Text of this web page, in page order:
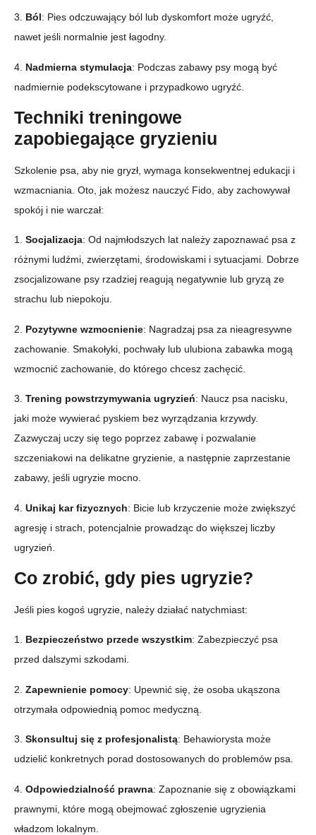
3. Ból: Pies odczuwający ból lub dyskomfort może ugryźć,
nawet jeśli normalnie jest łagodny.
4. Nadmierna stymulacja: Podczas zabawy psy mogą być
nadmiernie podekscytowane i przypadkowo ugryźć.
Techniki treningowe
zapobiegające gryzieniu
Szkolenie psa, aby nie gryzł, wymaga konsekwentnej edukacji i
wzmacniania. Oto, jak możesz nauczyć Fido, aby zachowywał
spokój i nie warczał:
1. Socjalizacja: Od najmłodszych lat należy zapoznawać psa z
różnymi ludźmi, zwierzętami, środowiskami i sytuacjami. Dobrze
zsocjalizowane psy rzadziej reagują negatywnie lub gryzą ze
strachu lub niepokoju.
2. Pozytywne wzmocnienie: Nagradzaj psa za nieagresywne
zachowanie. Smakołyki, pochwały lub ulubiona zabawka mogą
wzmocnić zachowanie, do którego chcesz zachęcić.
3. Trening powstrzymywania ugryzień: Naucz psa nacisku,
jaki może wywierać pyskiem bez wyrządzania krzywdy.
Zazwyczaj uczy się tego poprzez zabawę i pozwalanie
szczeniakowi na delikatne gryzienie, a następnie zaprzestanie
zabawy, jeśli ugryzie mocno.
4. Unikaj kar fizycznych: Bicie lub krzyczenie może zwiększyć
agresję i strach, potencjalnie prowadząc do większej liczby
ugryzień.
Co zrobić, gdy pies ugryzie?
Jeśli pies kogoś ugryzie, należy działać natychmiast:
1. Bezpieczeństwo przede wszystkim: Zabezpieczyć psa
przed dalszymi szkodami.
2. Zapewnienie pomocy: Upewnić się, że osoba ukąszona
otrzymała odpowiednią pomoc medyczną.
3. Skonsultuj się z profesjonalistą: Behawiorysta może
udzielić konkretnych porad dostosowanych do problemów psa.
4. Odpowiedzialność prawna: Zapoznanie się z obowiązkami
prawnymi, które mogą obejmować zgłoszenie ugryzienia
władzom lokalnym.